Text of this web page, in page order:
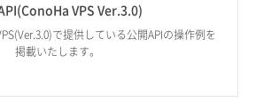
ログイン
VPS Ver.3.0)
で提供している公開APIの操作例を
掲載いたします。